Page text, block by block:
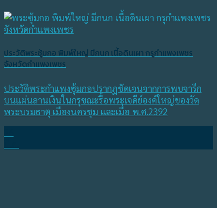
ประวัติพระซุ้มกอ พิมพ์ใหญ่ มีกนก เนื้อดินเผา กรุกำแพงเพชร
จังหวัดกำแพงเพชร
ประวัติพระกำแพงซุ้มกอปรากฏชัดเจนจากการพบจารึก
บนแผ่นลานเงินในกรุขณะรื้อพระเจดีย์องค์ใหญ่ของวัด
พระบรมธาตุ เมืองนครชุม และเมื่อ พ.ศ.2392